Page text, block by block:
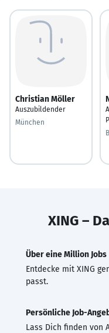
Christian Möller
Auszubildender
München
XING –
Über eine Million Jobs
Entdecke mit XING
passt.
Persönliche Job-
Lass Dich finden von